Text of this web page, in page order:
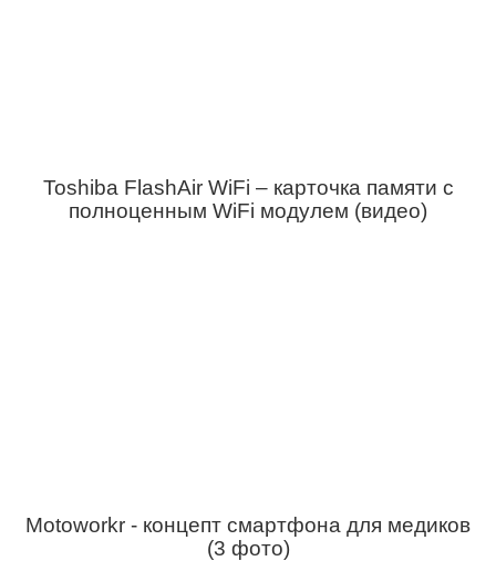
Toshiba FlashAir WiFi – карточка памяти с
полноценным WiFi модулем (видео)
Motoworkr - концепт смартфона для медиков
(3 фото)